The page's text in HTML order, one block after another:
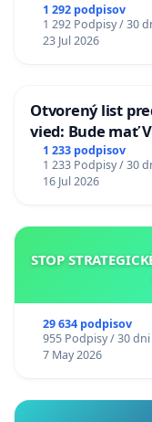
1 292 podpisov
1 292 Podpisy / 30
23 Jul 2026
Otvorený list
vied: Bude mať
chrbticu?
1 233 podpisov
1 233 Podpisy / 30
16 Jul 2026
STOP
29 634 podpisov
955 Podpisy / 30 dni
7 May 2026